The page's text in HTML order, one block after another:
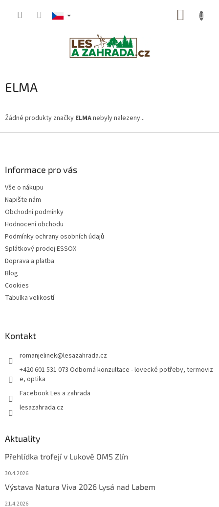
ELMA
Žádné produkty značky ELMAnebyly nalezeny...
Informace pro vás
Vše o nákupu
Napište nám
Obchodní podmínky
Hodnocení obchodu
Podmínky ochrany osobních údajů
Splátkový prodej ESSOX
Doprava a platba
Blog
Cookies
Tabulka velikostí
Kontakt
romanjelinek@lesazahrada.cz
+420 601 531 073 Odborná konzultace - lovecké potřeby, termoviz
e, optika
Facebook Les a zahrada
lesazahrada.cz
Aktuality
Přehlídka trofejí v Lukově OMS Zlín
30.4.2026
Výstava Natura Viva 2026 Lysá nad Labem
21.4.2026